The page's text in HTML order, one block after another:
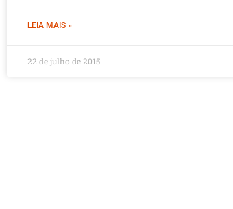
LEIA MAIS »
22 de julho de 2015